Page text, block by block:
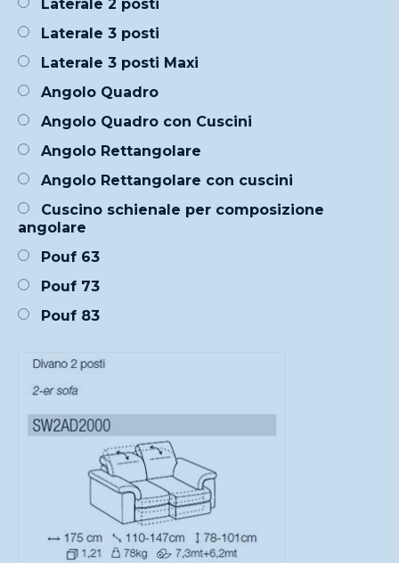
Laterale 2 posti
Laterale 3 posti
Laterale 3 posti Maxi
Angolo Quadro
Angolo Quadro con Cuscini
Angolo Rettangolare
Angolo Rettangolare con cuscini
Cuscino schienale per composizione
angolare
Pouf 63
Pouf 73
Pouf 83